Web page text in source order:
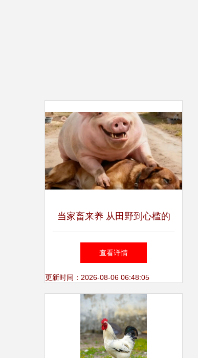
当家畜来养 从田野到心槛的
温情伙伴
查看详情
更新时间：2026-08-06 06:48:05